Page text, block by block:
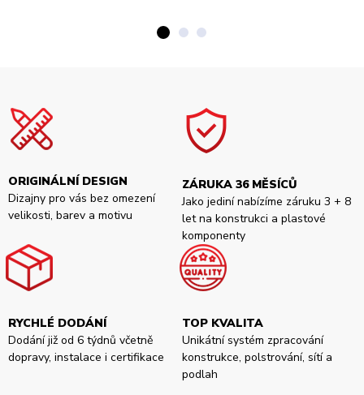
ORIGINÁLNÍ DESIGN
Dizajny pro vás bez omezení
velikosti, barev a motivu
ZÁRUKA 36 MĚSÍCŮ
Jako jediní nabízíme záruku 3 + 8
let na konstrukci a plastové
komponenty
RYCHLÉ DODÁNÍ
Dodání již od 6 týdnů včetně
dopravy, instalace i certifikace
TOP KVALITA
Unikátní systém zpracování
konstrukce, polstrování, sítí a
podlah